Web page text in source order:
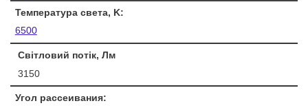
Температура света, K:
6500
Світловий потік, Лм
3150
Угол рассеивания: